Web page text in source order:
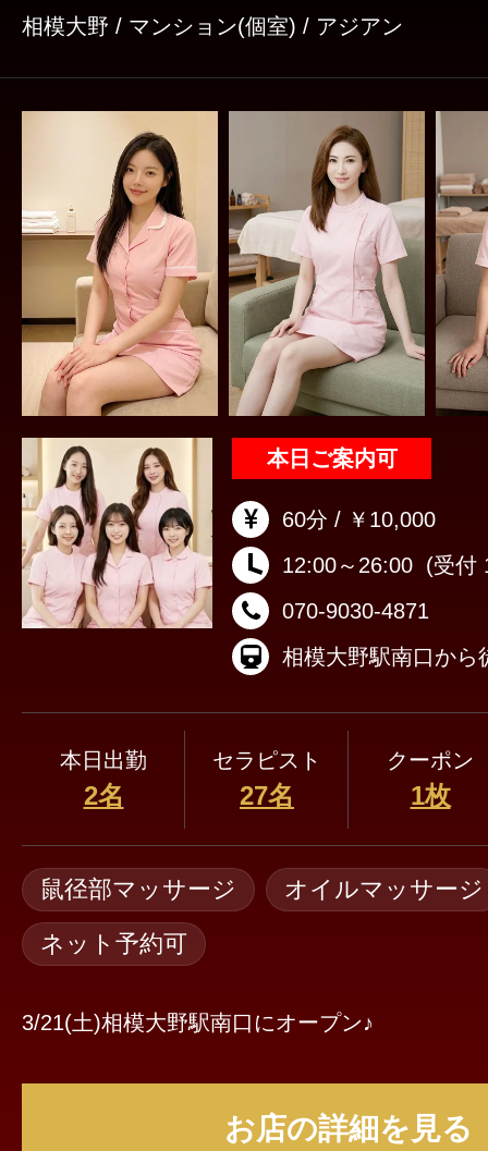
相模大野 / マンション(個室) / アジアン
本日ご案内可
60分 / ￥10,000
12:00～26:00 (受付
070-9030-4871
本日出勤
2名
セラピスト
27名
クーポン
1枚
鼠径部マッサージ
オイルマッサージ
ネット予約可
3/21(土)相模大野駅南口にオープン♪
お店の詳細を見る